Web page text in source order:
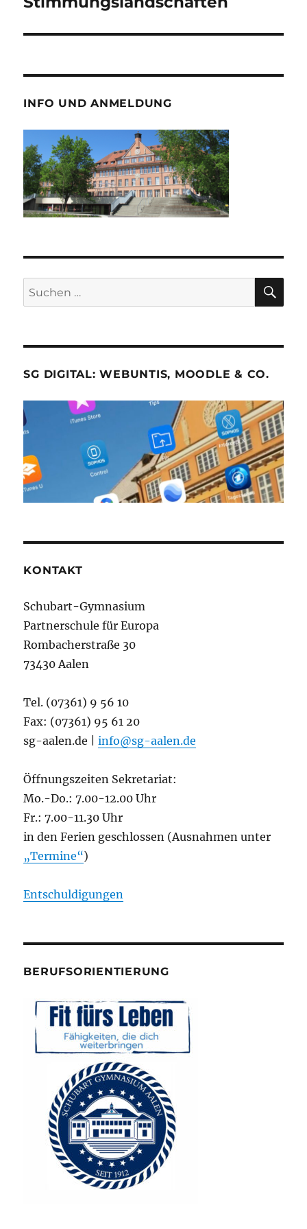
INFO UND ANMELDUNG
Suche
nach:
SG DIGITAL: WEBUNTIS, MOODLE & CO.
KONTAKT
Schubart-Gymnasium
Partnerschule für Europa
Rombacherstraße 30
73430 Aalen
Tel. (07361) 9 56 10
Fax: (07361) 95 61 20
sg-aalen.de |info@sg-aalen.de
Öffnungszeiten Sekretariat:
Mo.-Do.: 7.00-12.00 Uhr
Fr.: 7.00-11.30 Uhr
in den Ferien geschlossen (Ausnahmen unter
„Termine“)
Entschuldigungen
BERUFSORIENTIERUNG